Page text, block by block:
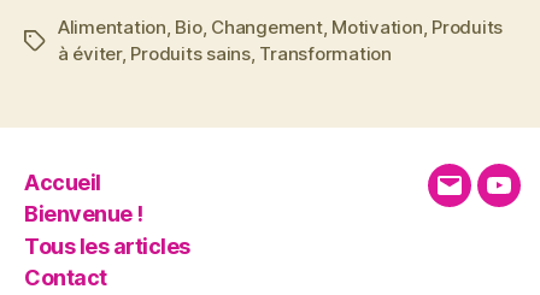
Étiquettes
Alimentation, Bio, Changement, Motivation, Produits
à éviter, Produits sains, Transformation
Accueil
Bienvenue !
Tous les articles
Contact
E-